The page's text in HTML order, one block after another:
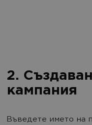
2.
кампания
Въведете името на